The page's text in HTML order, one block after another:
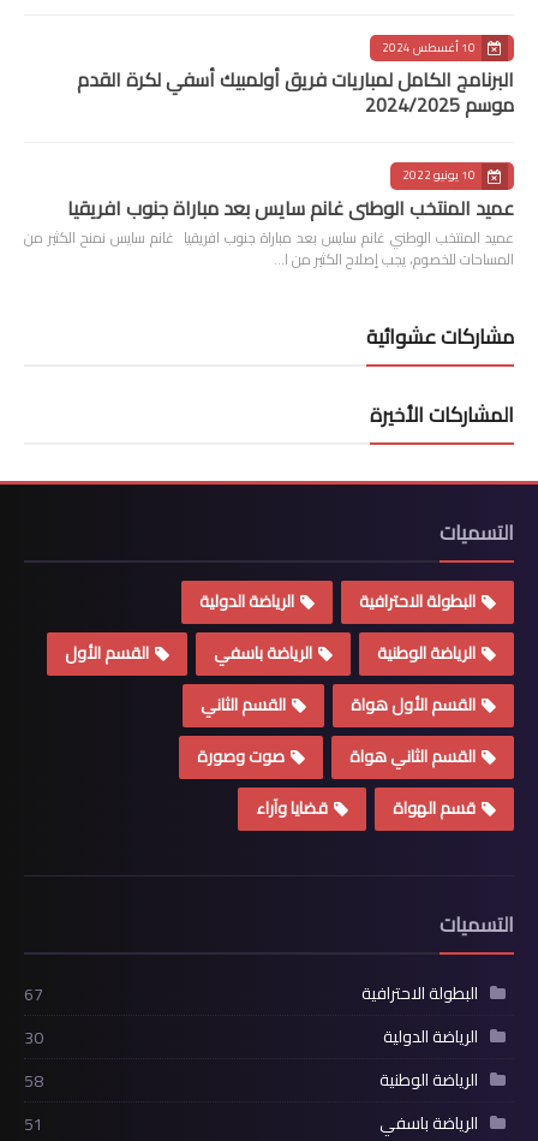
10 أغسطس 2024
البرنامج الكامل لمباريات فريق أولمبيك أسفي لكرة القدم
موسم 2024/2025
10 يونيو 2022
عميد المنتخب الوطني غانم سايس بعد مباراة جنوب افريقيا
عميد المنتخب الوطني غانم سايس بعد مباراة جنوب افريقيا غانم سايس نمنح الكثير من
المساحات للخصوم، يجب إصلاح الكثير من ا…
مشاركات عشوائية
المشاركات الأخيرة
التسميات
البطولة الاحترافية
الرياضة الدولية
الرياضة الوطنية
الرياضة باسفي
القسم الأول
القسم الأول هواة
القسم الثاني
القسم الثاني هواة
صوت وصورة
قسم الهواة
قضايا وآراء
التسميات
البطولة الاحترافية
67
الرياضة الدولية
30
الرياضة الوطنية
58
الرياضة باسفي
51